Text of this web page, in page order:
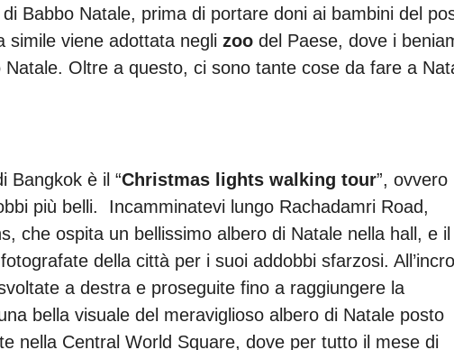
Babbo Natale, prima di portare doni ai bambini del
simile viene adottata negli zoo del Paese, dove i
Oltre a questo, ci sono tante cose da fare a
Bangkok è il “Christmas lights walking tour”, ovvero
più belli. Incamminatevi lungo Rachadamri Road,
che ospita un bellissimo albero di Natale nella hall, e il
della città per i suoi addobbi sfarzosi.
a destra e proseguite fino a raggiungere la
bella visuale del meraviglioso albero di Natale posto
nella Central World Square, dove per tutto il mese di